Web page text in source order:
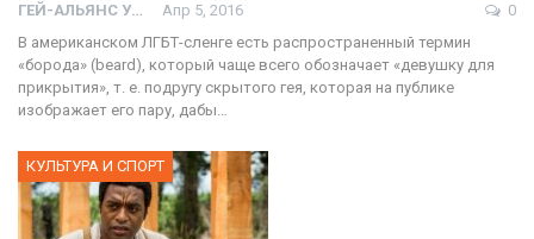
ГЕЙ-АЛЬЯНС УКРАИНА Апр 5, 2016
0
В американском ЛГБТ-сленге есть распространенный термин
«борода» (beard), который чаще всего обозначает «девушку для
прикрытия», т. е. подругу скрытого гея, которая на публике
изображает его пару, дабы…
КУЛЬТУРА И СПОРТ